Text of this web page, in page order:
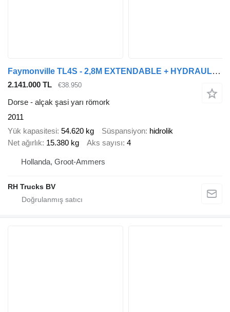
Faymonville TL4S - 2,8M EXTENDABLE + HYDRAULIC RAMPS 3 AXLE STEERING
2.141.000 TL €38.950
Dorse - alçak şasi yarı römork
2011
Yük kapasitesi 54.620 kg Süspansiyon hidrolik
Net ağırlık 15.380 kg Aks sayısı 4
Hollanda, Groot-Ammers
RH Trucks BV